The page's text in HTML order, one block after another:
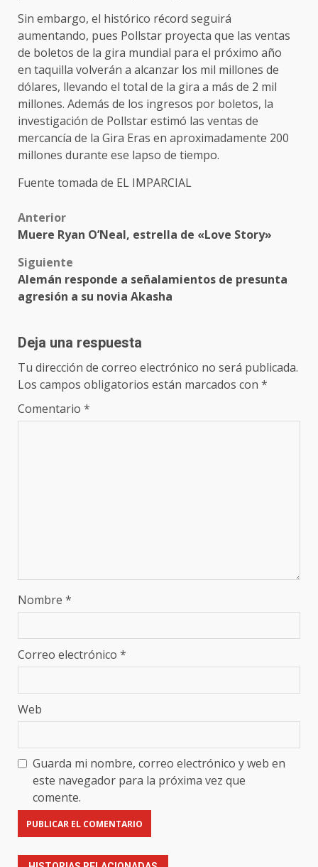
Sin embargo, el histórico récord seguirá
aumentando, pues Pollstar proyecta que las ventas
de boletos de la gira mundial para el próximo año
en taquilla volverán a alcanzar los mil millones de
dólares, llevando el total de la gira a más de 2 mil
millones. Además de los ingresos por boletos, la
investigación de Pollstar estimó las ventas de
mercancía de la Gira Eras en aproximadamente 200
millones durante ese lapso de tiempo.
Fuente tomada de EL IMPARCIAL
Post
navigation
Anterior
Muere Ryan O’Neal, estrella de «Love Story»
Siguiente
Alemán responde a señalamientos de presunta
agresión a su novia Akasha
Deja una respuesta
Tu dirección de correo electrónico no será publicada.
Los campos obligatorios están marcados con *
Comentario *
Nombre *
Correo electrónico *
Web
Guarda mi nombre, correo electrónico y web en
este navegador para la próxima vez que
comente.